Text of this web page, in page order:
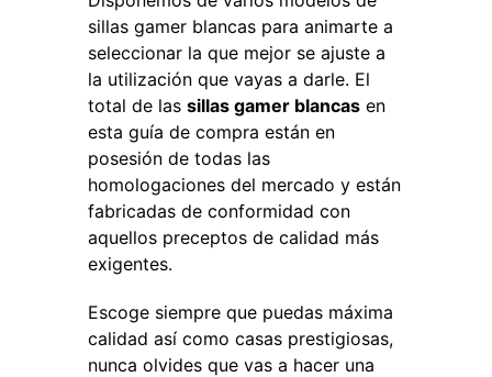
sillas gamer blancas para animarte a
seleccionar la que mejor se ajuste a
la utilización que vayas a darle. El
total de las sillas gamer blancas en
esta guía de compra están en
posesión de todas las
homologaciones del mercado y están
fabricadas de conformidad con
aquellos preceptos de calidad más
exigentes.
Escoge siempre que puedas máxima
calidad así como casas prestigiosas,
nunca olvides que vas a hacer una